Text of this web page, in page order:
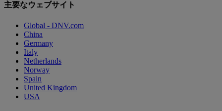
主要なウェブサイト
Global - DNV.com
China
Germany
Italy
Netherlands
Norway
Spain
United Kingdom
USA